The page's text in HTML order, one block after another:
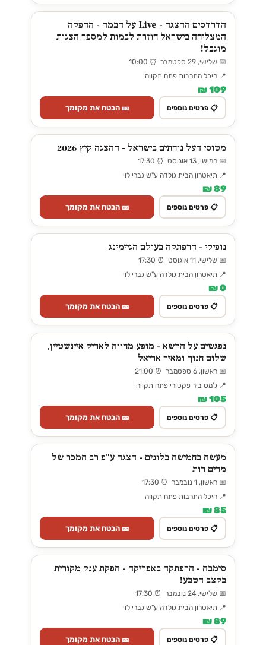
הדרדסים ההצגה - Live על הבמה - ההפקה
המצליחה בישראל חוזרת לבמות למספר הצגות
מוגבל!
📅 שלישי, 29 ספטמבר ⏰ 10:00
📍 היכל התרבות פתח תקווה
109 ₪
📋 פרטים נוספים 🎫 הבטח את מקומך
מטוסי העל נוחתים בישראל - ההצגה קיץ 2026
📅 חמישי, 13 אוגוסט ⏰ 17:30
📍 תיאטרון הבית גולדה ע"ש גברי לוי
89 ₪
📋 פרטים נוספים 🎫 הבטח את מקומך
נופיקי - הרפתקה בעולם הגיימינג
📅 שלישי, 11 אוגוסט ⏰ 17:30
📍 תיאטרון הבית גולדה ע"ש גברי לוי
0 ₪
📋 פרטים נוספים 🎫 הבטח את מקומך
נפגשים על הדשא - מופע מחווה לאריק איינשטיין,
שלום חנוך ומאיר אריאל
📅 ראשון, 6 ספטמבר ⏰ 21:00
📍 ג'מס ביר פקטורי פתח תקווה
105 ₪
📋 פרטים נוספים 🎫 הבטח את מקומך
מעשה בחמישה בלונים - הצגה ע"פ רב המכר של
מרים רות
📅 ראשון, 1 נובמבר ⏰ 17:30
📍 היכל התרבות פתח תקווה
85 ₪
📋 פרטים נוספים 🎫 הבטח את מקומך
סימבה - הרפתקה באפריקה - הפקת ענק מקורית
בקצב הטבע!
📅 שלישי, 24 נובמבר ⏰ 17:30
📍 תיאטרון הבית גולדה ע"ש גברי לוי
89 ₪
📋 פרטים נוספים 🎫 הבטח את מקומך